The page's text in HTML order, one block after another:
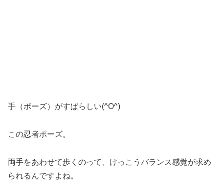
手（ポーズ）がすばらしい(^O^)
この忍者ポーズ。
両手をあわせて歩くのって、けっこうバランス感覚が求め
られるんですよね。